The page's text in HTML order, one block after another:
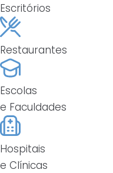
Escritórios
Restaurantes
Escolas
e Faculdades
Hospitais
e Clínicas